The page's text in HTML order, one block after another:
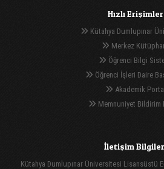
Hızlı Erişimler
Kütahya Dumlupınar
Merkez
Öğrenci Bilgi
Öğrenci İşleri Daire
Akademik
Memnuniyet Bildirim
İletişim
Kütahya Dumlupınar Üniversitesi Lisansüstü